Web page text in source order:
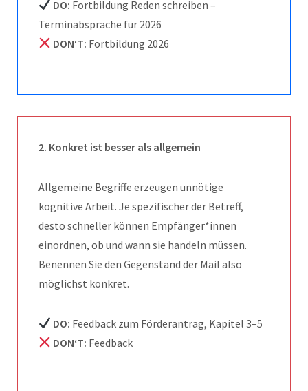
DO: Fortbildung Reden schreiben –
Terminabsprache für 2026
DON‘T: Fortbildung 2026
2. Konkret ist besser als allgemein
Allgemeine Begriffe erzeugen unnötige
kognitive Arbeit. Je spezifischer der Betreff,
desto schneller können Empfänger*innen
einordnen, ob und wann sie handeln müssen.
Benennen Sie den Gegenstand der Mail also
möglichst konkret.
DO: Feedback zum Förderantrag, Kapitel 3–5
DON‘T: Feedback